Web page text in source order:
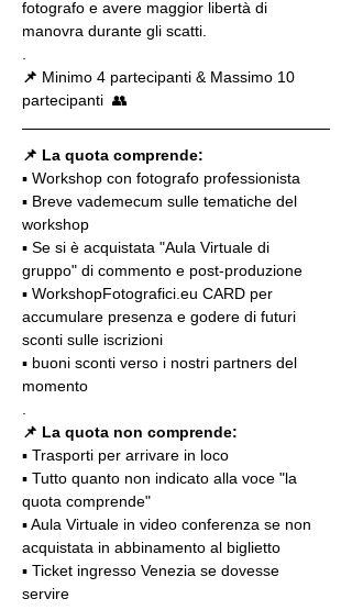
fotografo e avere maggior libertà di
manovra durante gli scatti.
📌 Minimo 4 partecipanti & Massimo 10
partecipanti  👥
📌 La quota comprende:
▪️ Workshop con fotografo professionista
▪️ Breve vademecum sulle tematiche del
workshop
▪️ Se si è acquistata "Aula Virtuale di
gruppo" di commento e post-produzione
▪️ WorkshopFotografici.eu CARD per
accumulare presenza e godere di futuri
sconti sulle iscrizioni
▪️ buoni sconti verso i nostri partners del
momento
📌 La quota non comprende:
▪️ Trasporti per arrivare in loco
▪️ Tutto quanto non indicato alla voce "la
quota comprende"
▪️ Aula Virtuale in video conferenza se non
acquistata in abbinamento al biglietto
▪️ Ticket ingresso Venezia se dovesse
servire